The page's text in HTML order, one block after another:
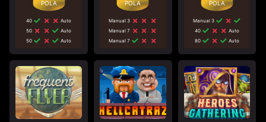
40
Auto
50
Auto
50
Auto
Manual 3
Manual 7
Manual 7
Manual 3
40
Auto
80
Auto